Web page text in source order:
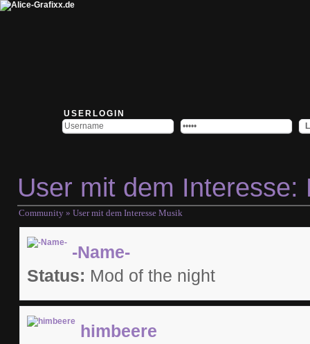
USERLOGIN
User mit dem Interesse:
Community » User mit dem Interesse Musik
-Name-
Status: Mod of the night
himbeere